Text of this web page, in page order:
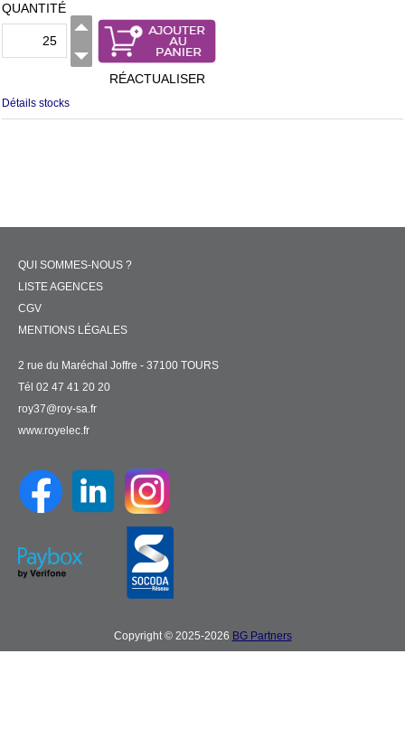
QUANTITÉ
RÉACTUALISER
Détails stocks
QUI SOMMES-NOUS ?
LISTE AGENCES
CGV
MENTIONS LÉGALES
2 rue du Maréchal Joffre - 37100 TOURS
Tél 02 47 41 20 20
roy37@roy-sa.fr
www.royelec.fr
Copyright © 2025-2026 BG Partners